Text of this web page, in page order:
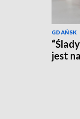
GDAŃSK
jest